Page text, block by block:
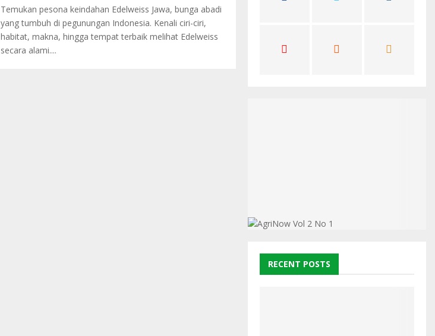
Temukan pesona keindahan Edelweiss Jawa, bunga abadi
yang tumbuh di pegunungan Indonesia. Kenali ciri-ciri,
habitat, makna, hingga tempat terbaik melihat Edelweiss
secara alami....
RECENT POSTS